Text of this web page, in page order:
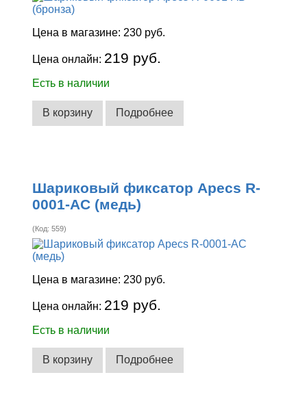
Цена в магазине: 230 руб.
Цена онлайн: 219 руб.
Есть в наличии
В корзину Подробнее
Шариковый фиксатор Apecs R-
0001-AC (медь)
(Код:559)
Цена в магазине: 230 руб.
Цена онлайн: 219 руб.
Есть в наличии
В корзину Подробнее